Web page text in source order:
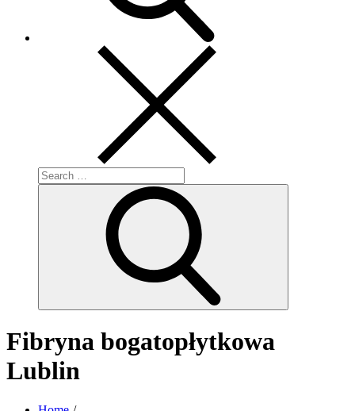
Search
for:
Fibryna bogatopłytkowa
Lublin